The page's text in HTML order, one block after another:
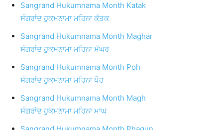
Sangrand Hukumnama Month Katak
ਸੰਗਰਾਂਦ ਹੁਕਮਨਾਮਾ ਮਹਿਨਾ ਕੱਤਕ
Sangrand Hukumnama Month Maghar
ਸੰਗਰਾਂਦ ਹੁਕਮਨਾਮਾ ਮਹਿਨਾ ਮੱਘਰ
Sangrand Hukumnama Month Poh
ਸੰਗਰਾਂਦ ਹੁਕਮਨਾਮਾ ਮਹਿਨਾ ਪੋਹ
Sangrand Hukumnama Month Magh
ਸੰਗਰਾਂਦ ਹੁਕਮਨਾਮਾ ਮਹਿਨਾ ਮਾਘ